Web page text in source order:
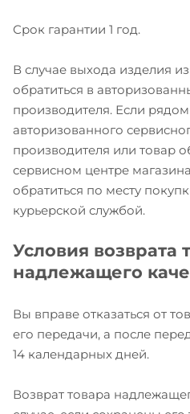
Срок гарантии 1 год.
В случае выхода изделия
обратиться в
производителя. Если
авторизованного
производителя или товар
сервисном центре
обратиться по месту
курьерской службой.
Условия возврата
надлежащего
Вы вправе отказаться от
его передачи, а после
14 календарных дней.
Возврат товара